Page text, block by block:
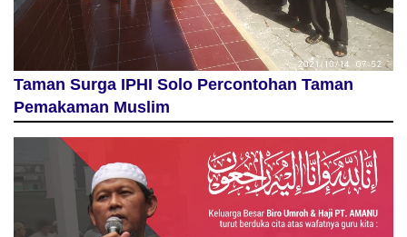
Taman Surga IPHI Solo Percontohan Taman
Pemakaman Muslim